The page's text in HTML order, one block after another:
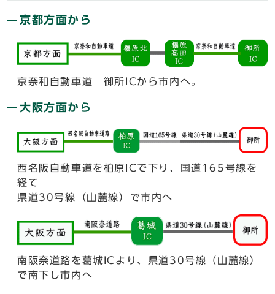
京都方面から
京奈和自動車道 御所ICから市内へ。
大阪方面から
西名阪自動車道を柏原ICで下り、国道165号線を
経て
県道30号線（山麓線）で市内へ
南阪奈道路を葛城ICより、県道30号線（山麓線）
で南下し市内へ